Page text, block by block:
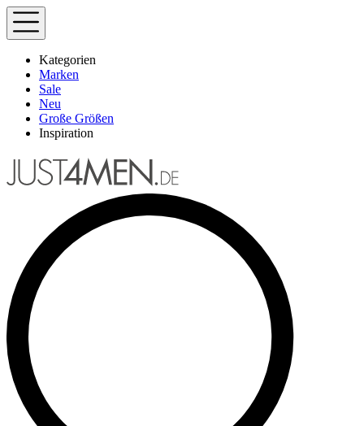
Kategorien
Marken
Sale
Neu
Große Größen
Inspiration